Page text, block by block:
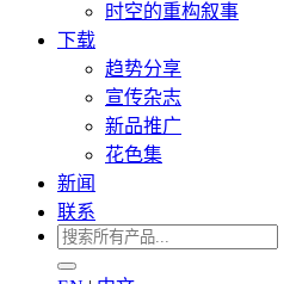
时空的重构叙事
下载
趋势分享
宣传杂志
新品推广
花色集
新闻
联系